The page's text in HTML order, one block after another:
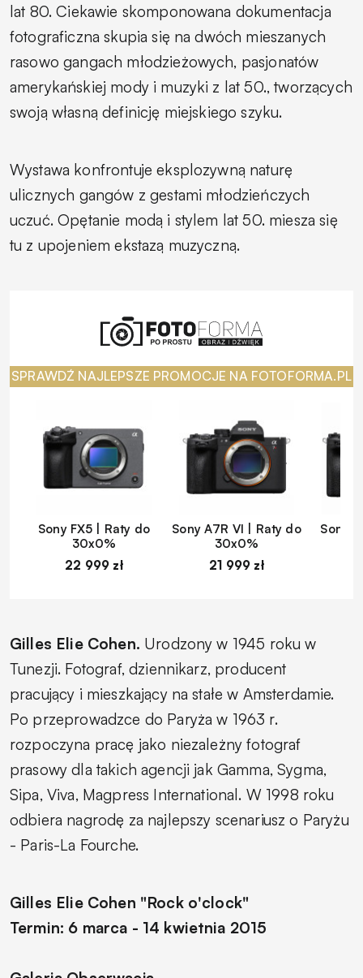
lat 80. Ciekawie skomponowana dokumentacja
fotograficzna skupia się na dwóch mieszanych
rasowo gangach młodzieżowych, pasjonatów
amerykańskiej mody i muzyki z lat 50., tworzących
swoją własną definicję miejskiego szyku.
Wystawa konfrontuje eksplozywną naturę
ulicznych gangów z gestami młodzieńczych
uczuć. Opętanie modą i stylem lat 50. miesza się
tu z upojeniem ekstazą muzyczną.
SPRAWDŹ NAJLEPSZE PROMOCJE NA FOTOFORMA.PL
Sony FX5 | Raty do
30x0%
22 999 zł
Sony A7R VI | Raty do
30x0%
21 999 zł
Sony
Gilles Elie Cohen. Urodzony w 1945 roku w
Tunezji. Fotograf, dziennikarz, producent
pracujący i mieszkający na stałe w Amsterdamie.
Po przeprowadzce do Paryża w 1963 r.
rozpoczyna pracę jako niezależny fotograf
prasowy dla takich agencji jak Gamma, Sygma,
Sipa, Viva, Magpress International. W 1998 roku
odbiera nagrodę za najlepszy scenariusz o Paryżu
- Paris-La Fourche.
Gilles Elie Cohen "Rock o'clock"
Termin: 6 marca - 14 kwietnia 2015